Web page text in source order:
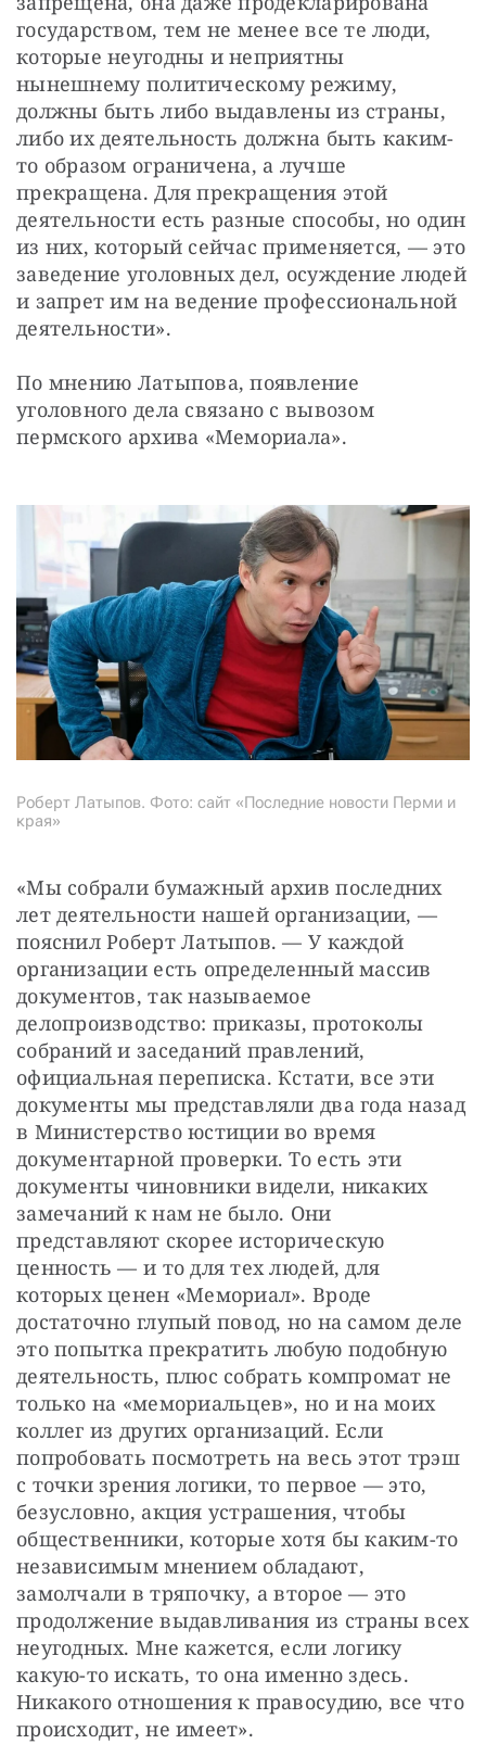
государством, тем не менее все те люди,
которые неугодны и неприятны
нынешнему политическому режиму,
должны быть либо выдавлены из страны,
либо их деятельность должна быть каким-
то образом ограничена, а лучше
прекращена. Для прекращения этой
деятельности есть разные способы, но один
из них, который сейчас применяется, — это
заведение уголовных дел, осуждение людей
и запрет им на ведение профессиональной
деятельности».
По мнению Латыпова, появление
уголовного дела связано с вывозом
пермского архива «Мемориала».
Роберт Латыпов. Фото: сайт «Последние новости Перми и
края»
«Мы собрали бумажный архив последних
лет деятельности нашей организации, —
пояснил Роберт Латыпов. — У каждой
организации есть определенный массив
документов, так называемое
делопроизводство: приказы, протоколы
собраний и заседаний правлений,
официальная переписка. Кстати, все эти
документы мы представляли два года назад
в Министерство юстиции во время
документарной проверки. То есть эти
документы чиновники видели, никаких
замечаний к нам не было. Они
представляют скорее историческую
ценность — и то для тех людей, для
которых ценен «Мемориал». Вроде
достаточно глупый повод, но на самом деле
это попытка прекратить любую подобную
деятельность, плюс собрать компромат не
только на «мемориальцев», но и на моих
коллег из других организаций. Если
попробовать посмотреть на весь этот трэш
с точки зрения логики, то первое — это,
безусловно, акция устрашения, чтобы
общественники, которые хотя бы каким-то
независимым мнением обладают,
замолчали в тряпочку, а второе — это
продолжение выдавливания из страны всех
неугодных. Мне кажется, если логику
какую-то искать, то она именно здесь.
Никакого отношения к правосудию, все что
происходит, не имеет».